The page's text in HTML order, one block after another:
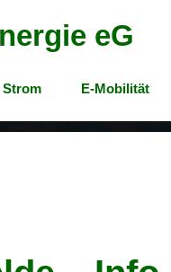
eG
Strom E-Mobilität